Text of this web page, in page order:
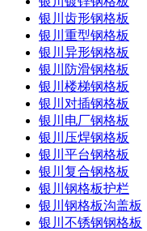
银川齿形钢格板
银川重型钢格板
银川异形钢格板
银川防滑钢格板
银川楼梯钢格板
银川对插钢格板
银川电厂钢格板
银川压焊钢格板
银川平台钢格板
银川复合钢格板
银川钢格板护栏
银川钢格板沟盖板
银川不锈钢钢格板